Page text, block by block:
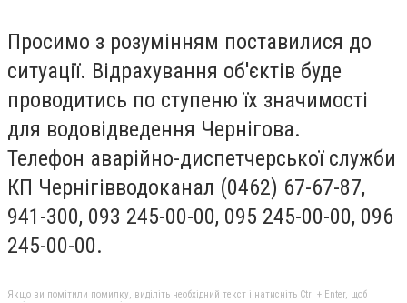
Просимо з розумінням поставилися до
ситуації. Відрахування об'єктів буде
проводитись по ступеню їх значимості
для водовідведення Чернігова.
Телефон аварійно-диспетчерської служби
КП Чернігівводоканал (0462) 67-67-87,
941-300, 093 245-00-00, 095 245-00-00, 096
245-00-00.
Якщо ви помітили помилку, виділіть необхідний текст і натисніть Ctrl + Enter, щоб